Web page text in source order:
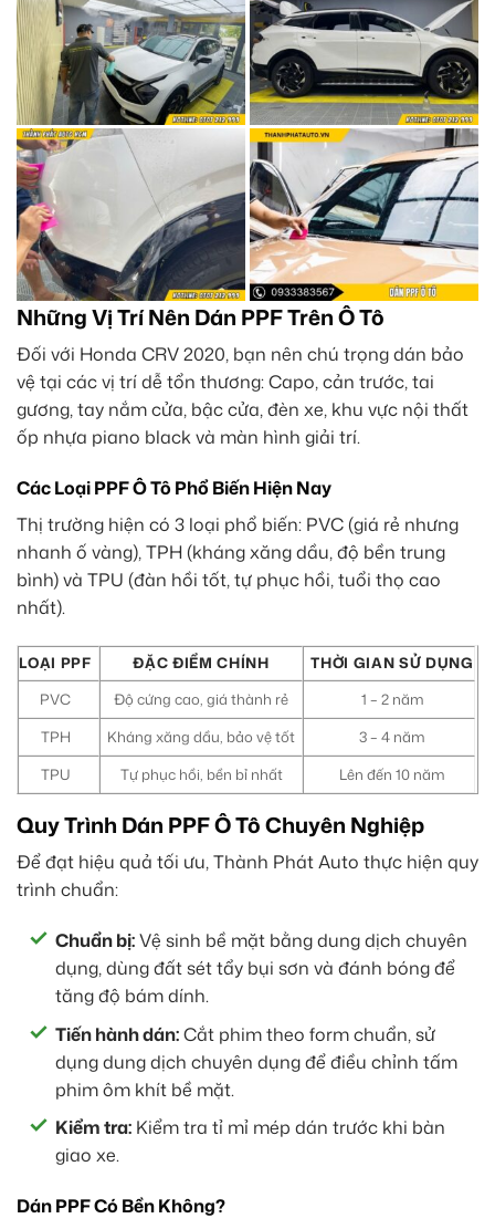
Những Vị Trí Nên Dán PPF Trên Ô Tô
Đối với Honda CRV 2020, bạn nên chú trọng dán bảo
vệ tại các vị trí dễ tổn thương: Capo, cản trước, tai
gương, tay nắm cửa, bậc cửa, đèn xe, khu vực nội thất
ốp nhựa piano black và màn hình giải trí.
Các Loại PPF Ô Tô Phổ Biến Hiện Nay
Thị trường hiện có 3 loại phổ biến: PVC (giá rẻ nhưng
nhanh ố vàng), TPH (kháng xăng dầu, độ bền trung
bình) và TPU (đàn hồi tốt, tự phục hồi, tuổi thọ cao
nhất).
LOẠI PPF ĐẶC ĐIỂM CHÍNH
THỜI GIAN SỬ DỤNG
PVC
Độ cứng cao, giá thành rẻ
1 – 2 năm
TPH
Kháng xăng dầu, bảo vệ tốt
3 – 4 năm
TPU
Tự phục hồi, bền bỉ nhất Lên đến 10 năm
Quy Trình Dán PPF Ô Tô Chuyên Nghiệp
Để đạt hiệu quả tối ưu, Thành Phát Auto thực hiện quy
trình chuẩn:
Chuẩn bị:Vệ sinh bề mặt bằng dung dịch chuyên
dụng, dùng đất sét tẩy bụi sơn và đánh bóng để
tăng độ bám dính.
Tiến hành dán:Cắt phim theo form chuẩn, sử
dụng dung dịch chuyên dụng để điều chỉnh tấm
phim ôm khít bề mặt.
Kiểm tra: Kiểm tra tỉ mỉ mép dán trước khi bàn
giao xe.
Dán PPF Có Bền Không?